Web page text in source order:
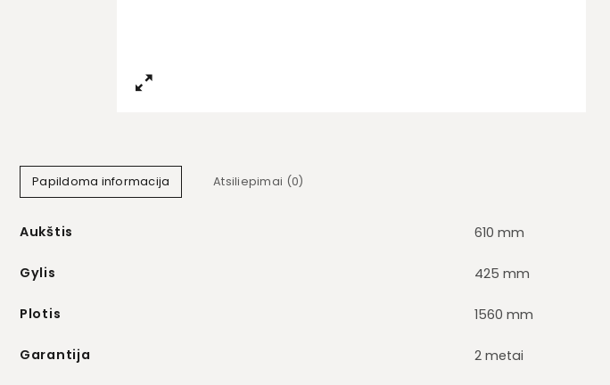
Papildoma informacija Atsiliepimai (0)
Aukštis 610 mm
Gylis 425 mm
Plotis 1560 mm
Garantija 2 metai